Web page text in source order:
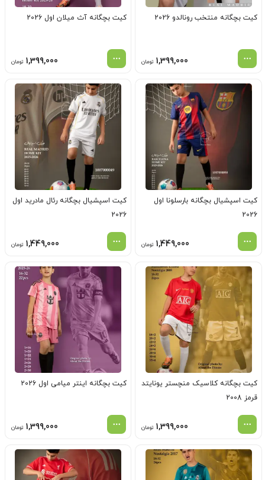
کیت بچگانه منتخب رونالدو 2026
1,399,000 تومان
کیت بچگانه آث میلان اول 2026
1,399,000 تومان
کیت اسپشیال بچگانه بارسلونا اول
2026
1,449,000 تومان
کیت اسپشیال بچگانه رئال مادرید اول
2026
1,449,000 تومان
کیت بچگانه کلاسیک منچستر یونایتد
قرمز 2008
1,399,000 تومان
کیت بچگانه اینتر میامی اول 2026
1,399,000 تومان